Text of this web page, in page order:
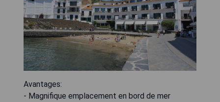
Avantages:
- Magnifique emplacement en bord de mer